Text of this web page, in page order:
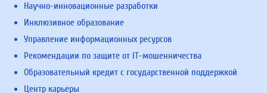
Научно-инновационные разработки
Инклюзивное образование
Управление информационных ресурсов
Рекомендации по защите от IT-мошенничества
Образовательный кредит с государственной поддержкой
Центр карьеры